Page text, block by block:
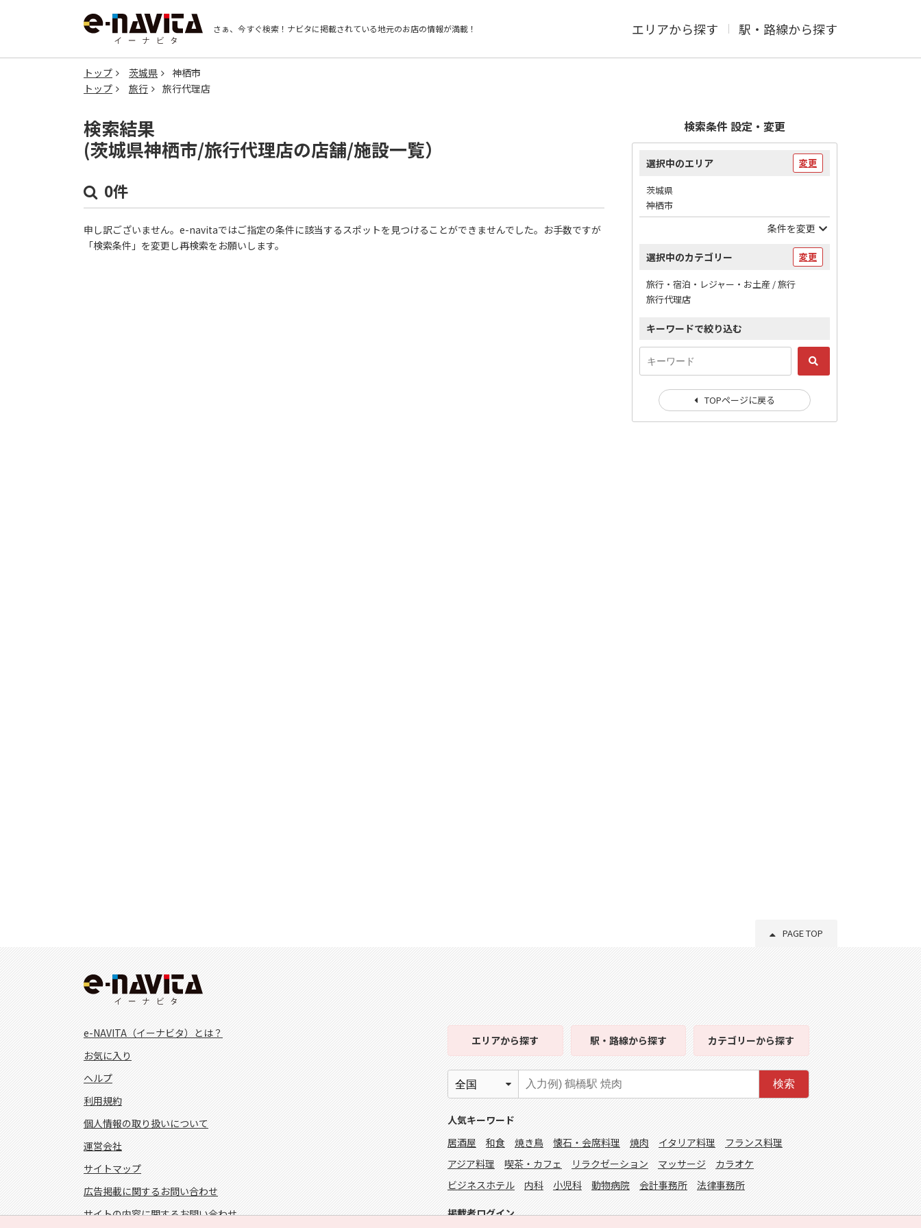
さぁ、今すぐ検索！ ナビタに掲載されている地元のお店の情報が満載！ エリアから探す 駅・路線から探す
トップ 茨城県
神栖市
トップ
旅行 旅行代理店
検索結果
(茨城県神栖市/旅行代理店の店舗/施設一覧）
0件
申し訳ございません。e-navitaではご指定の条件に該当するスポットを見つけることができませんでした。お手数ですが
「検索条件」を変更し再検索をお願いします。
検索条件 設定・変更
選択中のエリア 変更
茨城県
神栖市
条件を変更
選択中のカテゴリー 変更
旅行・宿泊・レジャー・お土産 / 旅行
旅行代理店
キーワードで絞り込む
TOPページに戻る
PAGE TOP
e-NAVITA（イーナビタ）とは？
お気に入り
ヘルプ
利用規約
個人情報の取り扱いについて
運営会社
サイトマップ
広告掲載に関するお問い合わせ
サイトの内容に関するお問い合わせ
エリアから探す 駅・路線から探す カテゴリーから探す
検索
人気キーワード
居酒屋
和食 焼き鳥 懐石・会席料理 焼肉 イタリア料理
フランス料理
アジア料理
喫茶・カフェ リラクゼーション マッサージ
カラオケ
ビジネスホテル
内科 小児科 動物病院 会計事務所 法律事務所
掲載者ログイン